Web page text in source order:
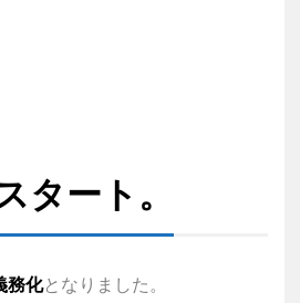
タート。
務化となりました。